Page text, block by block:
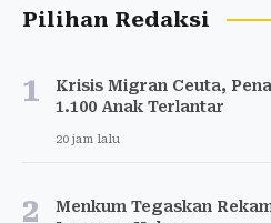
Pilihan Redaksi
1
Krisis Migran Ceuta,
1.100 Anak Terlantar
20 jam lalu
2
Menkum Tegaskan